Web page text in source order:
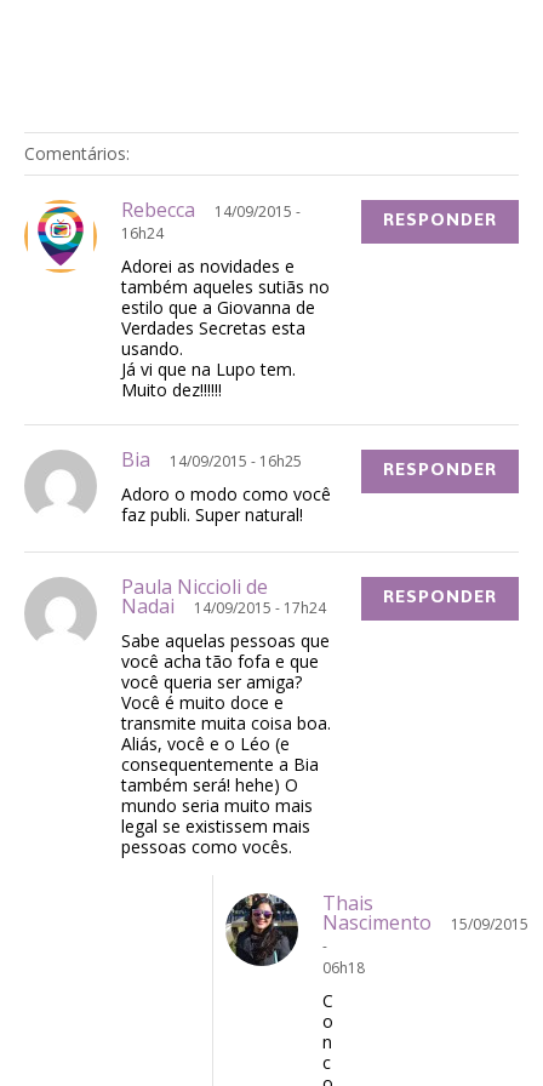
Comentários:
Rebecca
14/09/2015 -
16h24
Adorei as novidades e
também aqueles sutiãs no
estilo que a Giovanna de
Verdades Secretas esta
usando.
Já vi que na Lupo tem.
Muito dez!!!!!!
RESPONDER
Bia 14/09/2015 - 16h25
Adoro o modo como você
faz publi. Super natural!
RESPONDER
Paula Niccioli de
Nadai 14/09/2015 - 17h24
Sabe aquelas pessoas que
você acha tão fofa e que
você queria ser amiga?
Você é muito doce e
transmite muita coisa boa.
Aliás, você e o Léo (e
consequentemente a Bia
também será! hehe) O
mundo seria muito mais
legal se existissem mais
pessoas como vocês.
RESPONDER
Thais
Nascimento
15/09/2015
-
06h18
C
o
n
c